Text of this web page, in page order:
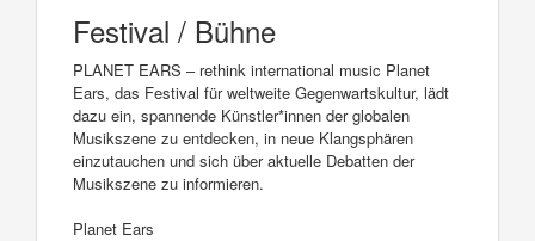
Festival / Bühne
PLANET EARS – rethink international music Planet
Ears, das Festival für weltweite Gegenwartskultur, lädt
dazu ein, spannende Künstler*innen der globalen
Musikszene zu entdecken, in neue Klangsphären
einzutauchen und sich über aktuelle Debatten der
Musikszene zu informieren.
Planet Ears